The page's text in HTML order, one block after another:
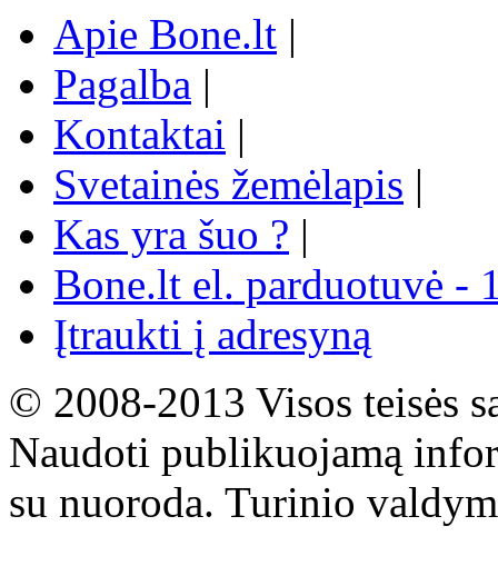
Apie Bone.lt |
Pagalba |
Kontaktai |
Svetainės žemėlapis |
Kas yra šuo ? |
Bone.lt el. parduotuvė -
Įtraukti į adresyną
© 2008-2013 Visos teisės
Naudoti publikuojamą
su nuoroda. Turinio